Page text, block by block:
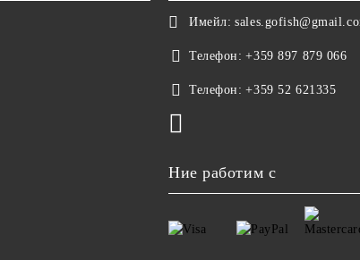
Имейл:
Телефон: +359 897 879 066
Телефон: +359 52 621335
Ние работим с